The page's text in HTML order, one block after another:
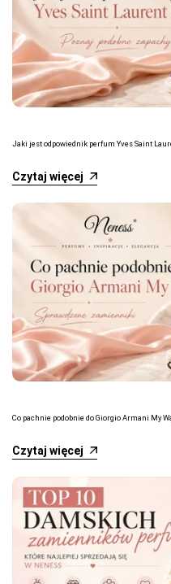
Jaki jest odpowiednik perfum Yves Saint
Czytaj więcej
Co pachnie podobnie do Giorgio Armani My
Czytaj więcej